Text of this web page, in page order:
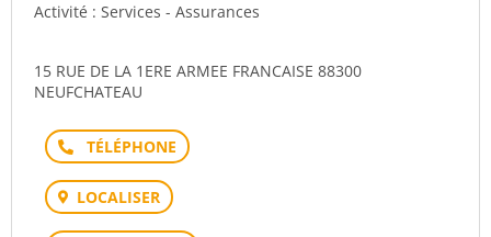
Activité : Services - Assurances
15 RUE DE LA 1ERE ARMEE FRANCAISE 88300
NEUFCHATEAU
Téléphone
LOCALISER